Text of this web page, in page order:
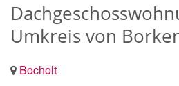
Umkreis von
Bocholt